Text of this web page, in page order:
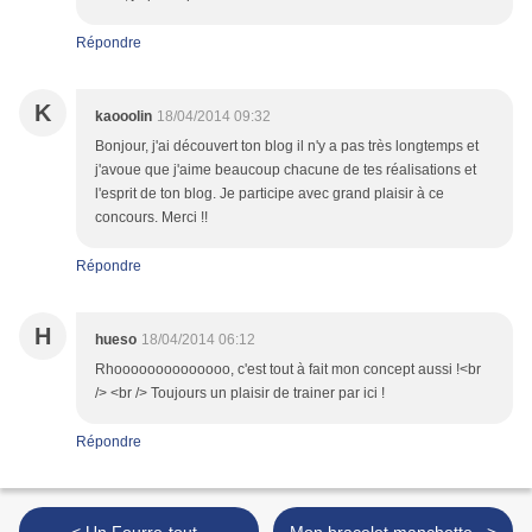
Répondre
K kaooolin 18/04/2014 09:32
Bonjour, j'ai découvert ton blog il n'y a pas très longtemps et
j'avoue que j'aime beaucoup chacune de tes réalisations et
l'esprit de ton blog. Je participe avec grand plaisir à ce
concours. Merci !!
Répondre
H hueso 18/04/2014 06:12
Rhoooooooooooooo, c'est tout à fait mon concept aussi !<br
/> <br /> Toujours un plaisir de trainer par ici !
Répondre